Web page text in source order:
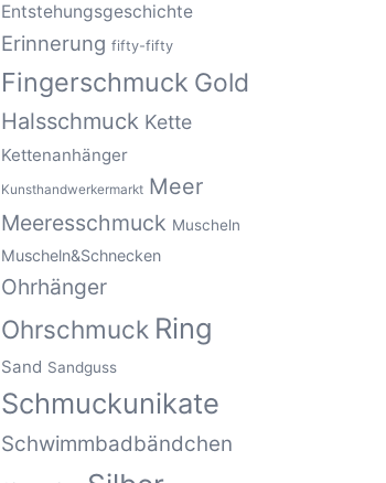
Entstehungsgeschichte
Erinnerung fifty-fifty
Fingerschmuck Gold
Halsschmuck Kette
Kettenanhänger
Kunsthandwerkermarkt Meer
Meeresschmuck Muscheln
Muscheln&Schnecken
Ohrhänger
Ohrschmuck Ring
Sand Sandguss
Schmuckunikate
Schwimmbadbändchen